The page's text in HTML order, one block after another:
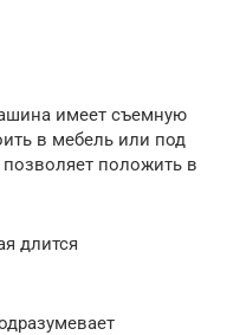
имеет съемную
в мебель или под
позволяет положить в
длится